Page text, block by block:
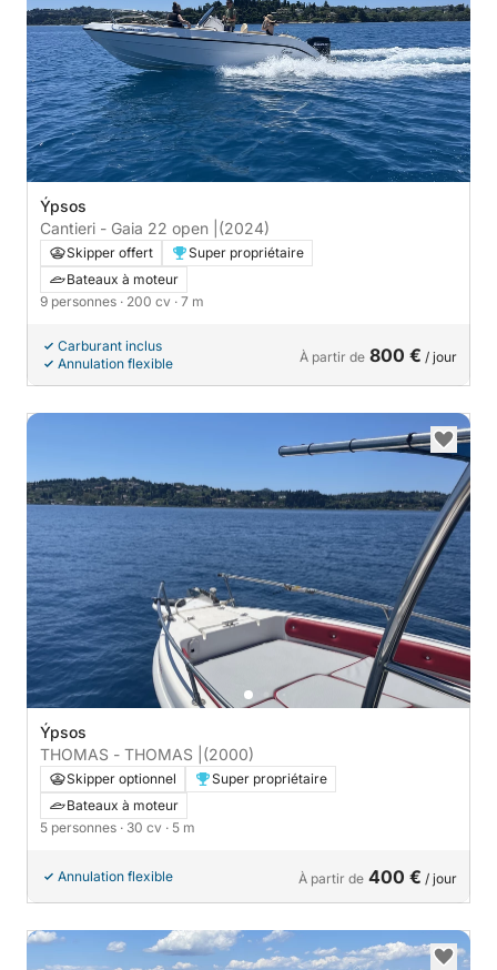
Ýpsos
Cantieri - Gaia 22 open | (2024)
Skipper offert
Super propriétaire
Bateaux à moteur
9 personnes · 200 cv · 7 m
Carburant inclus
Annulation flexible
À partir de 800 € / jour
Ýpsos
THOMAS - THOMAS | (2000)
Skipper optionnel
Super propriétaire
Bateaux à moteur
5 personnes · 30 cv · 5 m
Annulation flexible À partir de 400 € / jour